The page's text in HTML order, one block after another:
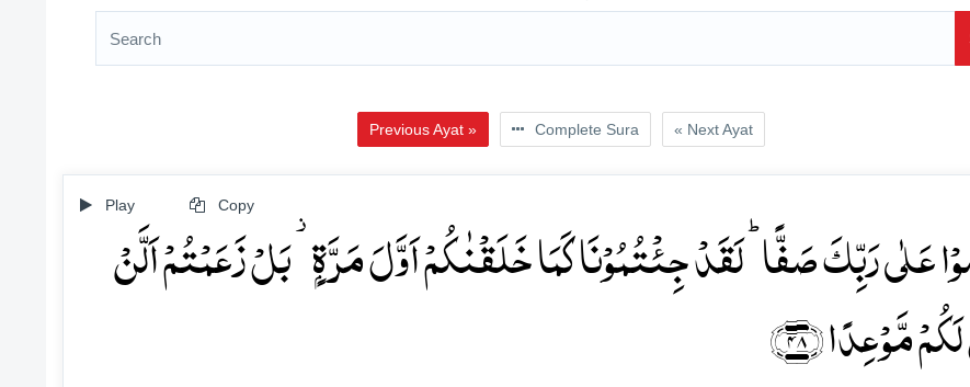
Previous Ayat » Complete Sura « Next Ayat
Play Copy
عَلٰی رَبِّکَ صَفًّا ؕ لَقَدۡ جِئۡتُمُوۡنَا کَمَا خَلَقۡنٰکُمۡ اَوَّلَ مَرَّۃٍۭ ۫ بَلۡ زَعَمۡتُمۡ اَلَّنۡ
مَّوۡعِدًا ﴿۴۸﴾